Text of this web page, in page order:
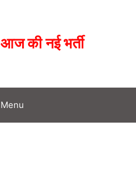
आज की नई भर्ती
Menu